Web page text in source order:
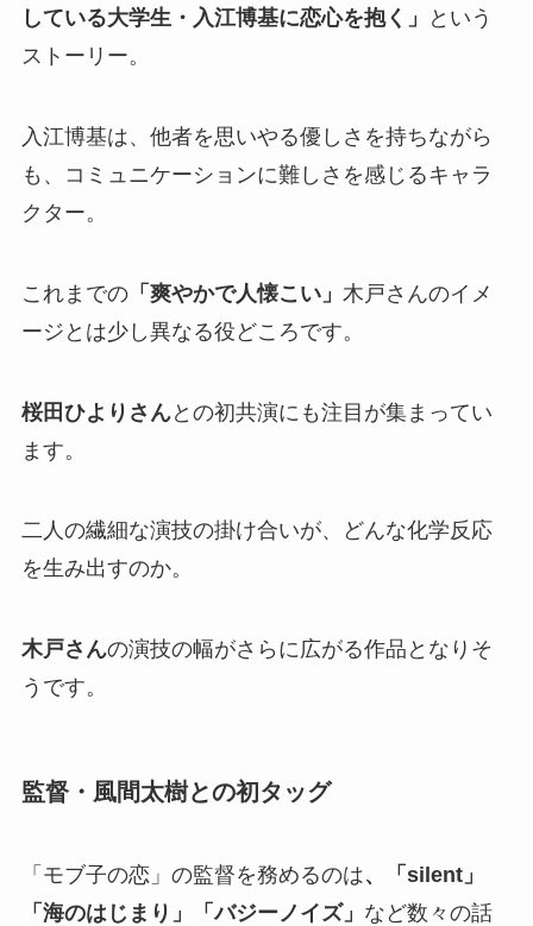
している大学生・入江博基に恋心を抱く」
という
ストーリー。
入江博基は、他者を思いやる優しさを持ちながら
も、コミュニケーションに難しさを感じるキャラ
クター。
これまでの「爽やかで人懐こい」 木戸さんのイメ
ージとは少し異なる役どころです。
桜田ひよりさんとの初共演にも注目が集まってい
ます。
二人の繊細な演技の掛け合いが、どんな化学反応
を生み出すのか。
木戸さんの演技の幅がさらに広がる作品となりそ
うです。
監督・風間太樹との初タッグ
「モブ子の恋」の監督を務めるのは、「silent」
「海のはじまり」「バジーノイズ」 など数々の話